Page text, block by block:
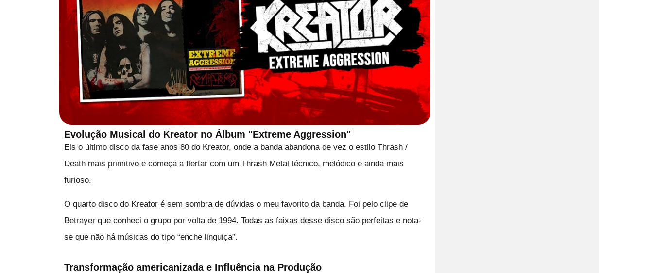
Evolução Musical do Kreator no Álbum "Extreme Aggression"
Eis o último disco da fase anos 80 do Kreator, onde a banda abandona de vez o estilo Thrash /
Death mais primitivo e começa a flertar com um Thrash Metal técnico, melódico e ainda mais
furioso.
O quarto disco do Kreator é sem sombra de dúvidas o meu favorito da banda. Foi pelo clipe de
Betrayer que conheci o grupo por volta de 1994. Todas as faixas desse disco são perfeitas e nota-
se que não há músicas do tipo “enche linguiça”.
Transformação americanizada e Influência na Produção